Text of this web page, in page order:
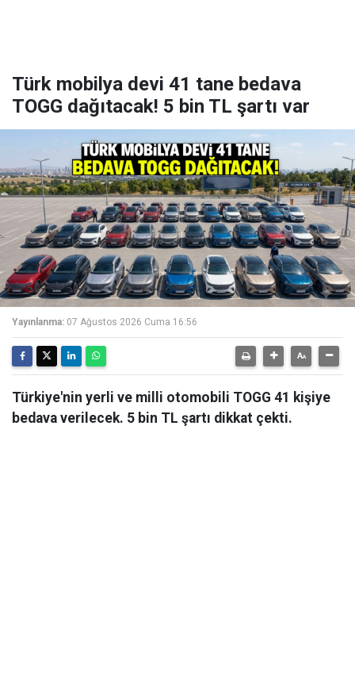
Türk mobilya devi 41 tane bedava
TOGG dağıtacak! 5 bin TL şartı var
Yayınlanma: 07 Ağustos 2026 Cuma 16:56
Türkiye'nin yerli ve milli otomobili TOGG 41 kişiye
bedava verilecek. 5 bin TL şartı dikkat çekti.